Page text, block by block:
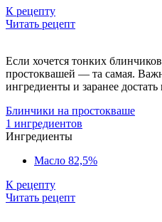
К рецепту
Читать рецепт
Если хочется тонких
простоквашей — та самая.
ингредиенты и заранее
Блинчики на простокваше
1 ингредиентов
Ингредиенты
Масло 82,5%
К рецепту
Читать рецепт